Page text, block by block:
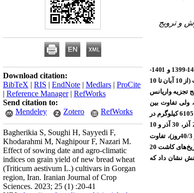
و ترویج
به‌منظور تعیین تـاریـخ کاشت بهینه ارقام جدید گندم نان و بررسی ارتباط عملکرد دانه با شاخص‌های زراعی- اقلیمی، آزمایشی در دو سال زراعی (1400-1399 و 1401-
هفت تاریخ کاشت (از 10 آبان تا 10
تجزیه واریانس
ولی تفاوت بین
ژنوتیپ‌های گندم از نظر این صفات معنی‌دار نبود. بیشترین عملکرد دانه در تاریخ‌های کاشت‌ دوم (20 آبان؛ 6235 کیلوگرم در هکتار) و سوم (30 آبان؛ 6105 کیلوگرم در
هکتار) بدست آمد که تفاوت معنی‌داری با یکدیگر نداشتند، ولی به طور معنی‌داری بیشتر از تاریخ‌های کاشت‌ بعدی بودند. در سه تاریخ کاشت پایانی (20 آذر، 30 آذر و 10
(به‌ترتیب 42/5، 42 و 40/3روز)، تفاوت
معنی‌داری با یکدیگر نداشتند، در حالیکه در سه تاریخ کاشت پایانی، طول دوره پر شدن دانه (به‌ترتیب 35/6، 34/1و 33 روز) بطور معنی‌داری کمتر بود. تاریخ‌های کاشت‌ 20
نتایج این پژوهش نشان داد که
Download citation:
BibTeX | RIS | EndNote | Medlars | ProCite
| Reference Manager| RefWorks
Send citation to:
Mendeley
Zotero RefWorks
Bagherikia S, Soughi H, Sayyedi F,
Khodarahmi M, Naghipour F, Nazari M.
Effect of sowing date and agro-climatic
indices on grain yield of new bread wheat
(Triticum aestivum L.) cultivars in Gorgan
region, Iran. Iranian Journal of Crop
Sciences. 2023; 25 (1) :20-41